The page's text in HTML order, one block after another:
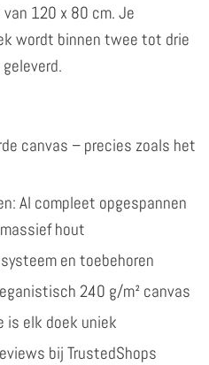
120 x 80 cm. Je
wordt binnen twee tot drie
canvas – precies zoals het
Al compleet opgespannen
hout
en toebehoren
240 g/m² canvas
is elk doek uniek
bij TrustedShops